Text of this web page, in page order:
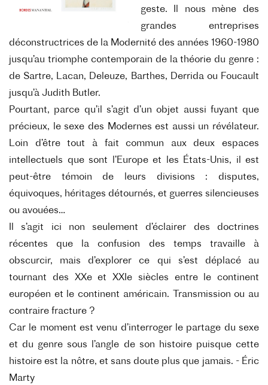
geste. Il nous mène des
grandes entreprises
déconstructrices de la Modernité des années 1960-1980
jusqu’au triomphe contemporain de la théorie du genre :
de Sartre, Lacan, Deleuze, Barthes, Derrida ou Foucault
jusqu’à Judith Butler.
Pourtant, parce qu’il s’agit d’un objet aussi fuyant que
précieux, le sexe des Modernes est aussi un révélateur.
Loin d’être tout à fait commun aux deux espaces
intellectuels que sont l’Europe et les États-Unis, il est
peut-être témoin de leurs divisions : disputes,
équivoques, héritages détournés, et guerres silencieuses
ou avouées…
Il s’agit ici non seulement d’éclairer des doctrines
récentes que la confusion des temps travaille à
obscurcir, mais d’explorer ce qui s’est déplacé au
tournant des XXe et XXIe siècles entre le continent
européen et le continent américain. Transmission ou au
contraire fracture ?
Car le moment est venu d’interroger le partage du sexe
et du genre sous l’angle de son histoire puisque cette
histoire est la nôtre, et sans doute plus que jamais. - Éric
Marty